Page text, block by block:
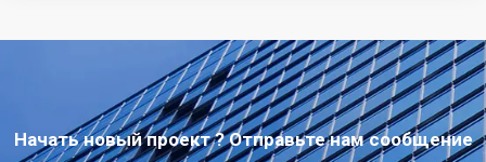
Начать новый проект ? Отправьте нам сообщение